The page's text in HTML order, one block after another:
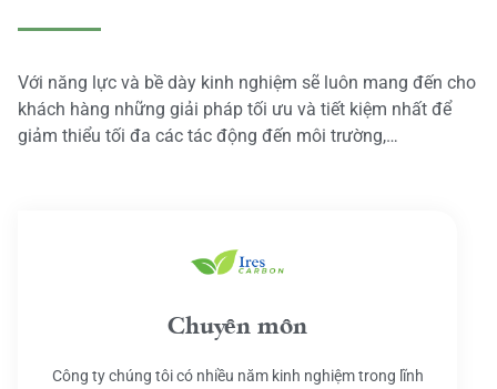
Với năng lực và bề dày kinh nghiệm sẽ luôn mang đến cho
khách hàng những giải pháp tối ưu và tiết kiệm nhất để
giảm thiểu tối đa các tác động đến môi trường,…
Chuyên môn
Công ty chúng tôi có nhiều năm kinh nghiệm trong lĩnh